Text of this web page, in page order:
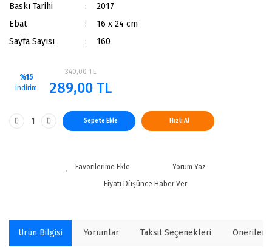
Baskı Tarihi
2017
Ebat
16 x 24 cm
Sayfa Sayısı
160
%15
indirim
340,00 TL
289,00 TL
Sepete Ekle Hızlı Al
Yorum Yaz
Fiyatı Düşünce Haber Ver
Ürün Bilgisi Yorumlar Taksit Seçenekleri